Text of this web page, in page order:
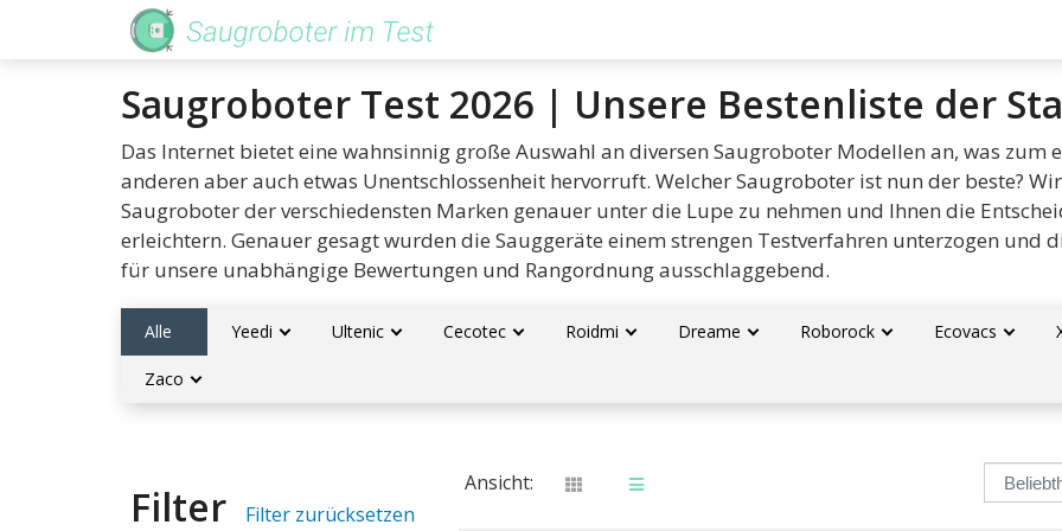
main
Saugroboter Test 2026 | Unsere Bestenliste der
Das Internet bietet eine wahnsinnig große Auswahl an diversen Saugroboter Modellen an, was
anderen aber auch etwas Unentschlossenheit hervorruft. Welcher Saugroboter ist nun der beste?
Saugroboter der verschiedensten Marken genauer unter die Lupe zu nehmen und Ihnen die
erleichtern. Genauer gesagt wurden die Sauggeräte einem strengen Testverfahren unterzogen und
für unsere unabhängige Bewertungen und Rangordnung ausschlaggebend.
Alle Yeedi Ultenic Cecotec Roidmi Dreame Roborock Ecovacs
Zaco
Filter Filter zurücksetzen
Ansicht: